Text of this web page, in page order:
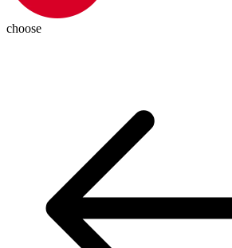
choose